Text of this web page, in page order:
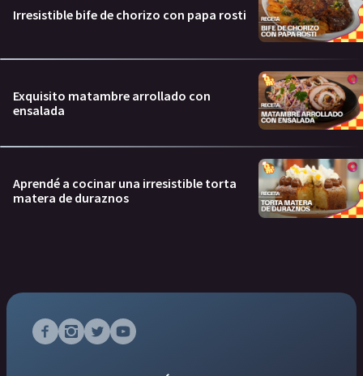
Irresistible bife de chorizo con papa rosti
Exquisito matambre arrollado con
ensalada
Aprendé a cocinar una irresistible torta
matera de duraznos